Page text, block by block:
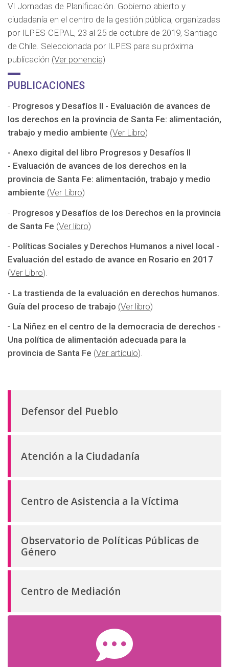
VI Jornadas de Planificación. Gobierno abierto y
ciudadanía en el centro de la gestión pública, organizadas
por ILPES-CEPAL, 23 al 25 de octubre de 2019, Santiago
de Chile. Seleccionada por ILPES para su próxima
publicación (Ver ponencia)
PUBLICACIONES
- Progresos y Desafíos II - Evaluación de avances de
los derechos en la provincia de Santa Fe: alimentación,
trabajo y medio ambiente (Ver Libro)
- Anexo digital del libro Progresos y Desafíos II
- Evaluación de avances de los derechos en la
provincia de Santa Fe: alimentación, trabajo y medio
ambiente (Ver Libro)
- Progresos y Desafíos de los Derechos en la provincia
de Santa Fe (Ver libro)
- Políticas Sociales y Derechos Humanos a nivel local -
Evaluación del estado de avance en Rosario en 2017
(Ver Libro).
- La trastienda de la evaluación en derechos humanos.
Guía del proceso de trabajo (Ver libro)
- La Niñez en el centro de la democracia de derechos -
Una política de alimentación adecuada para la
provincia de Santa Fe (Ver artículo).
Defensor del Pueblo
Atención a la Ciudadanía
Centro de Asistencia a la Víctima
Observatorio de Políticas Públicas de
Género
Centro de Mediación